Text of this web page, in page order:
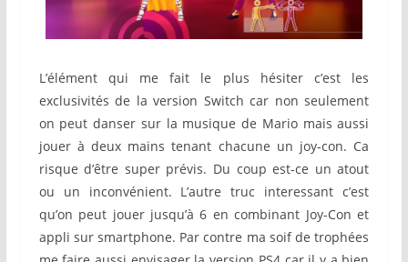
L’élément qui me fait le plus hésiter c’est les
exclusivités de la version Switch car non seulement
on peut danser sur la musique de Mario mais aussi
jouer à deux mains tenant chacune un joy-con. Ca
risque d’être super prévis. Du coup est-ce un atout
ou un inconvénient. L’autre truc interessant c’est
qu’on peut jouer jusqu’à 6 en combinant Joy-Con et
appli sur smartphone. Par contre ma soif de trophées